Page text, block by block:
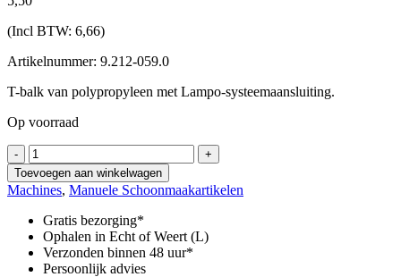
(Incl BTW: 6,66)
Artikelnummer: 9.212-059.0
T-balk van polypropyleen met Lampo-systeemaansluiting.
Op voorraad
-
Astro
wasmachinehouder,
45
cm
aantal
+
Toevoegen aan winkelwagen
Machines, Manuele Schoonmaakartikelen
Gratis bezorging*
Ophalen in Echt of Weert (L)
Verzonden binnen 48 uur*
Persoonlijk advies